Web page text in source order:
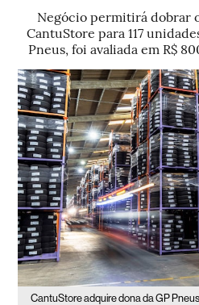
Negócio permitirá dobrar
CantuStore para 117
Pneus, foi avaliada em R$
CantuStore adquire dona da GP